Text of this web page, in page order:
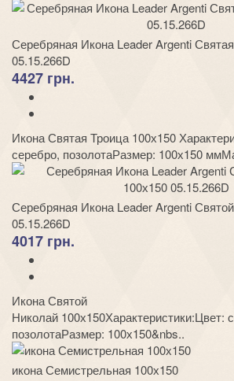
Серебряная Икона Leader Argenti
05.15.266D
4427 грн.
Икона Святая Троица 100х150
серебро, позолотаРазмер: 100х150
Серебряная Икона Leader Argenti
05.15.266D
4017 грн.
Икона Святой
Николай 100х150Характеристики:Цвет:
позолотаРазмер: 100х150&nbs..
икона Семистрельная 100х150